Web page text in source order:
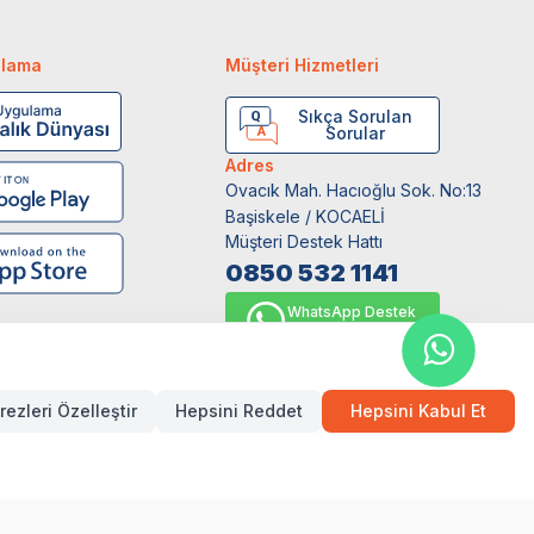
Müşteri Hizmetleri
Sıkça Sorulan
Sorular
Adres
Ovacık Mah. Hacıoğlu Sok. No:13
Başiskele / KOCAELİ
Müşteri Destek Hattı
0850 532 1141
WhatsApp Destek
0554 871 66 20
Özelleştir Hepsini Reddet Hepsini Kabul Et